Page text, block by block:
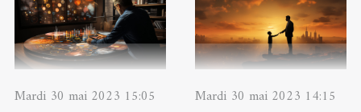
Mardi 30 mai 2023 15:05
Mardi 30 mai 2023 14:15